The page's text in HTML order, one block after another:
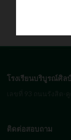
โรงเรียนบริบูรณ์ศิล
เลขที่ 93 ถนนรังสิต
ติดต่อสอบถาม